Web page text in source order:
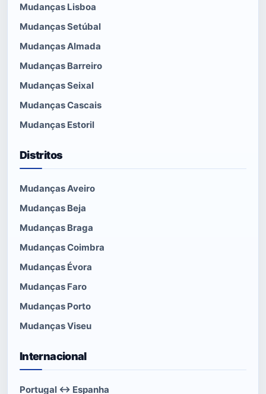
Mudanças Lisboa
Mudanças Setúbal
Mudanças Almada
Mudanças Barreiro
Mudanças Seixal
Mudanças Cascais
Mudanças Estoril
Distritos
Mudanças Aveiro
Mudanças Beja
Mudanças Braga
Mudanças Coimbra
Mudanças Évora
Mudanças Faro
Mudanças Porto
Mudanças Viseu
Internacional
Portugal ↔ Espanha